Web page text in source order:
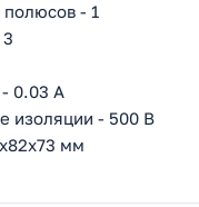
- 1
0.03 А
изоляции - 500 В
мм